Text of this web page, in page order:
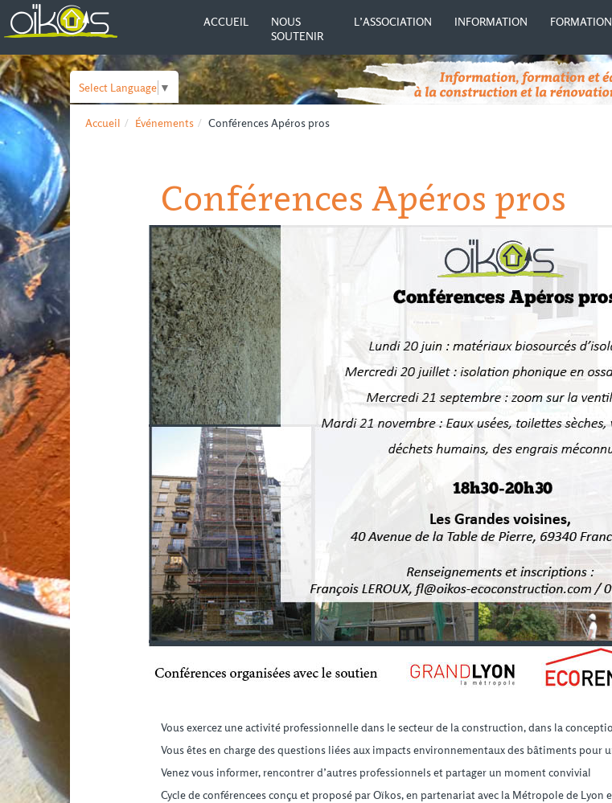
ACCUEIL
NOUS
SOUTENIR
L’ASSOCIATION INFORMATION FORMATION
Select Language ▼
Accueil Événements Conférences Apéros pros
Conférences Apéros pros
Vous exercez une activité professionnelle dans le secteur de la construction, dans la
Vous êtes en charge des questions liées aux impacts environnementaux des bâtiments pour
Venez vous informer, rencontrer d’autres professionnels et partager un moment convivial
Cycle de conférencees conçu et proposé par Oïkos, en partenariat avec la Métropole de Lyon